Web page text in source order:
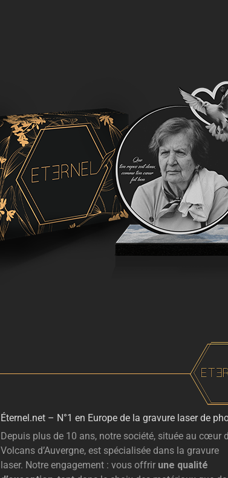
Éternel.net – N°1 en Europe de la gravure laser de
Depuis plus de 10 ans, notre société, située au cœur
Volcans d’Auvergne, est spécialisée dans la gravure
laser. Notre engagement : vous offrir une qualité